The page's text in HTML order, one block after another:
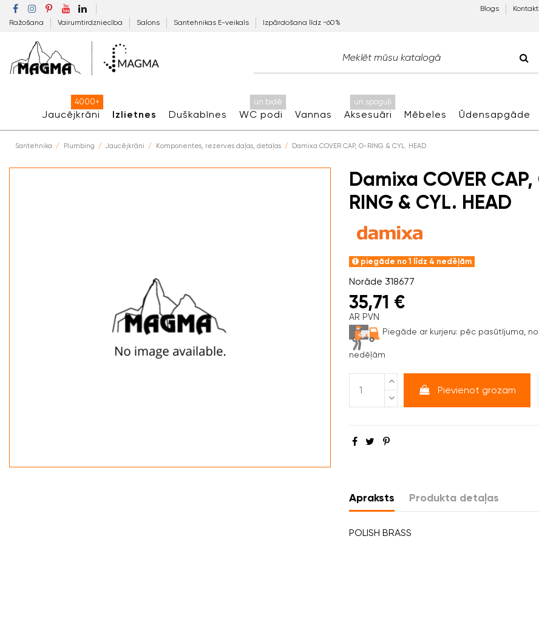
Ražošana Vairumtirdzniecība Salons Santehnikas E-veikals Izpārdošana līdz −60%
Blogs Kontakti
Jaucējkrāni
4000+
Izlietnes Duškabīnes WC podi
un bidē
Vannas Aksesuāri
un spoguļi
Mēbeles Ūdensapgāde
Santehnika Plumbing Jaucējkrāni Komponentes, rezerves daļas, detaļas Damixa COVER CAP, O-RING & CYL. HEAD
Damixa COVER
RING & CYL. HEAD
piegāde no 1 līdz 4 nedēļām
Norāde 318677
35,71 €
AR PVN
Piegāde ar kurjeru: pēc pasūtījuma, no
nedēļām
Pievienot grozam
Apraksts Produkta detaļas
POLISH BRASS